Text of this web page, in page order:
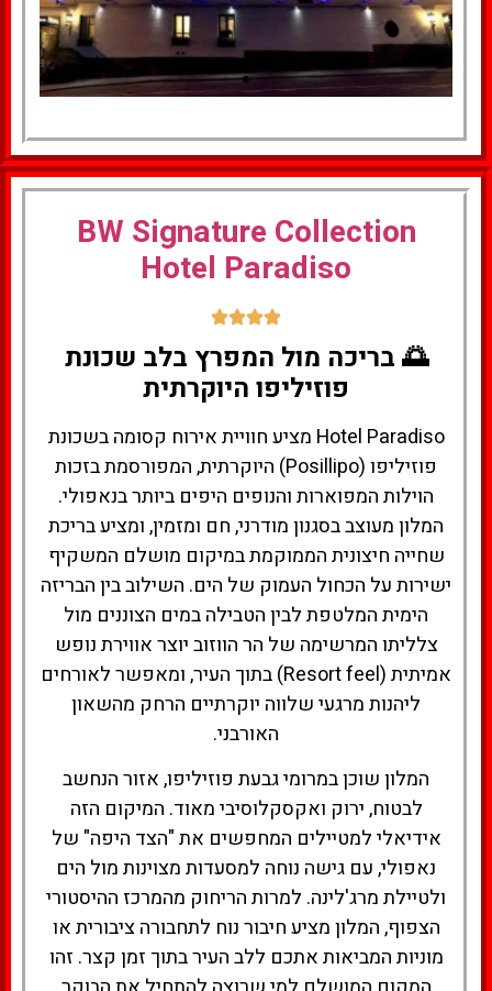
למעבר למלון
כאן
BW Signature Collection
Hotel Paradiso
🌅 בריכה מול המפרץ בלב שכונת
פוזיליפו היוקרתית
Hotel Paradiso מציע חוויית אירוח קסומה בשכונת
פוזיליפו (Posillipo) היוקרתית, המפורסמת בזכות
הוילות המפוארות והנופים היפים ביותר בנאפולי.
המלון מעוצב בסגנון מודרני, חם ומזמין, ומציע בריכת
שחייה חיצונית הממוקמת במיקום מושלם המשקיף
ישירות על הכחול העמוק של הים. השילוב בין הבריזה
הימית המלטפת לבין הטבילה במים הצוננים מול
צלליתו המרשימה של הר הווזוב יוצר אווירת נופש
אמיתית (Resort feel) בתוך העיר, ומאפשר לאורחים
ליהנות מרגעי שלווה יוקרתיים הרחק מהשאון
האורבני.
המלון שוכן במרומי גבעת פוזיליפו, אזור הנחשב
לבטוח, ירוק ואקסקלוסיבי מאוד. המיקום הזה
אידיאלי למטיילים המחפשים את "הצד היפה" של
נאפולי, עם גישה נוחה למסעדות מצוינות מול הים
ולטיילת מרג'לינה. למרות הריחוק מהמרכז ההיסטורי
הצפוף, המלון מציע חיבור נוח לתחבורה ציבורית או
מוניות המביאות אתכם ללב העיר בתוך זמן קצר. זהו